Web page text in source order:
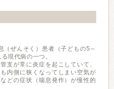
（ぜんそく）患者（子どもの5～
現代病の一つ。
支が常に炎症を起こしていて、
内側に狭くなってしまい空気が
どの症状（喘息発作）が慢性的